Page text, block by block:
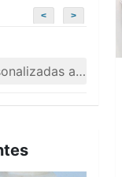
< >
a emprendedores